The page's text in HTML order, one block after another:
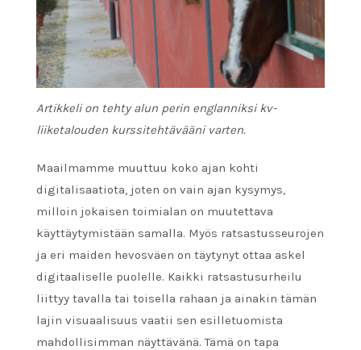
Artikkeli on tehty alun perin englanniksi kv-
liiketalouden kurssitehtävääni varten.
Maailmamme muuttuu koko ajan kohti
digitalisaatiota, joten on vain ajan kysymys,
milloin jokaisen toimialan on muutettava
käyttäytymistään samalla. Myös ratsastusseurojen
ja eri maiden hevosväen on täytynyt ottaa askel
digitaaliselle puolelle. Kaikki ratsastusurheilu
liittyy tavalla tai toisella rahaan ja ainakin tämän
lajin visuaalisuus vaatii sen esilletuomista
mahdollisimman näyttävänä. Tämä on tapa